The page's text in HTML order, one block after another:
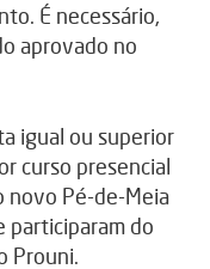
É necessário,
aprovado no
igual ou superior
curso presencial
novo Pé-de-Meia
participaram do
Prouni.